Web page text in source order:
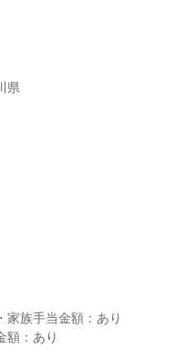
県
家族手当金額：あり
額：あり